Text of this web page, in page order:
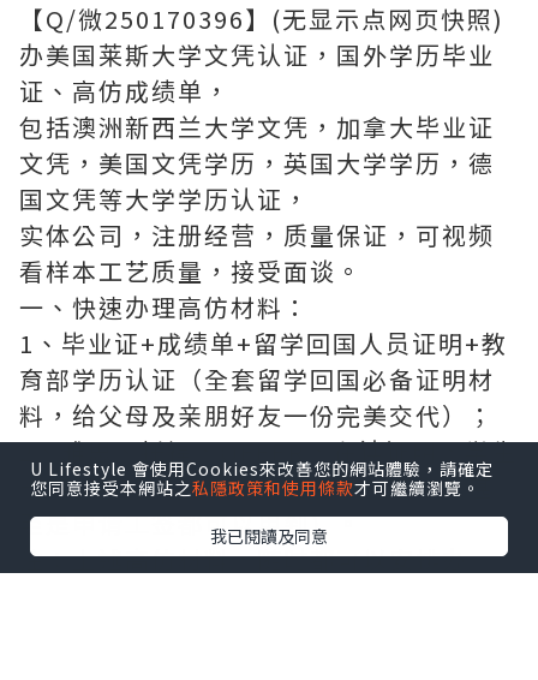
【Q/微250170396】(无显示点网页快照)
办美国莱斯大学文凭认证，国外学历毕业
证、高仿成绩单，
包括澳洲新西兰大学文凭，加拿大毕业证
文凭，美国文凭学历，英国大学学历，德
国文凭等大学学历认证，
实体公司，注册经营，质量保证，可视频
看样本工艺质量，接受面谈。
一、快速办理高仿材料：
1、毕业证+成绩单+留学回国人员证明+教
育部学历认证（全套留学回国必备证明材
料，给父母及亲朋好友一份完美交代）；
2、雅思、托福，OFFER，在读证明，学生
卡等留学相关材料（申请学校、转学，甚
至是申请工签都可以用到）。
注：上述高仿材料，随时都可以安排办
U Lifestyle 會使用Cookies來改善您的網站體驗，請確定
您同意接受本網站之私隱政策和使用條款才可繼續瀏覽。
我已閱讀及同意